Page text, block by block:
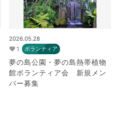
2026.05.28
1 ボランティア
夢の島公園・夢の島熱帯植物
館ボランティア会 新規メン
バー募集